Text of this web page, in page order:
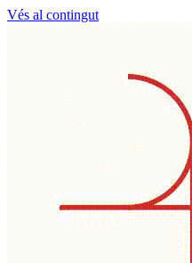
Vés al contingut